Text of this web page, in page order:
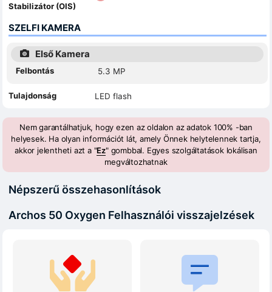
Stabilizátor (OIS)
SZELFI KAMERA
Első Kamera
Felbontás 5.3 MP
Tulajdonság LED flash
Nem garantálhatjuk, hogy ezen az oldalon az adatok 100% -ban
helyesek. Ha olyan információt lát, amely Önnek helytelennek tartja,
akkor jelentheti azt a "Ez" gombbal. Egyes szolgáltatások lokálisan
megváltozhatnak
Népszerű összehasonlítások
Archos 50 Oxygen Felhasználói visszajelzések